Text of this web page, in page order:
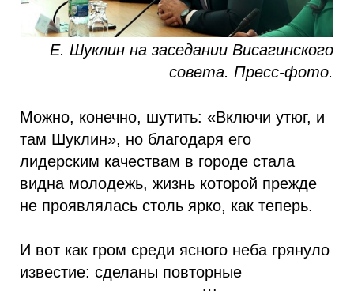
Е. Шуклин на заседании Висагинского
совета. Пресс-фото.
Можно, конечно, шутить: «Включи утюг, и
там Шуклин», но благодаря его
лидерским качествам в городе стала
видна молодежь, жизнь которой прежде
не проявлялась столь ярко, как теперь.
И вот как гром среди ясного неба грянуло
известие: сделаны повторные